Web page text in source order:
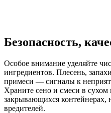
Безопасность,
Особое внимание уделяйте
ингредиентов. Плесень,
примеси — сигналы к
Храните сено и смеси в сухом
закрывающихся контейнерах,
вредителей.